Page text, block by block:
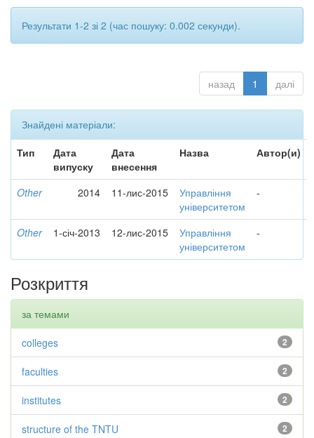
Результати 1-2 зі 2 (час пошуку: 0.002 секунди).
назад 1 далі
Знайдені матеріали:
Тип
Дата
випуску
Дата
внесення
Назва Автор(и)
Other 2014 11-лис-2015
Управління
університетом
-
Other 1-січ-2013 12-лис-2015
Управління
університетом
-
Розкриття
за темами
2
colleges
2
faculties
2
institutes
2
structure of the TNTU